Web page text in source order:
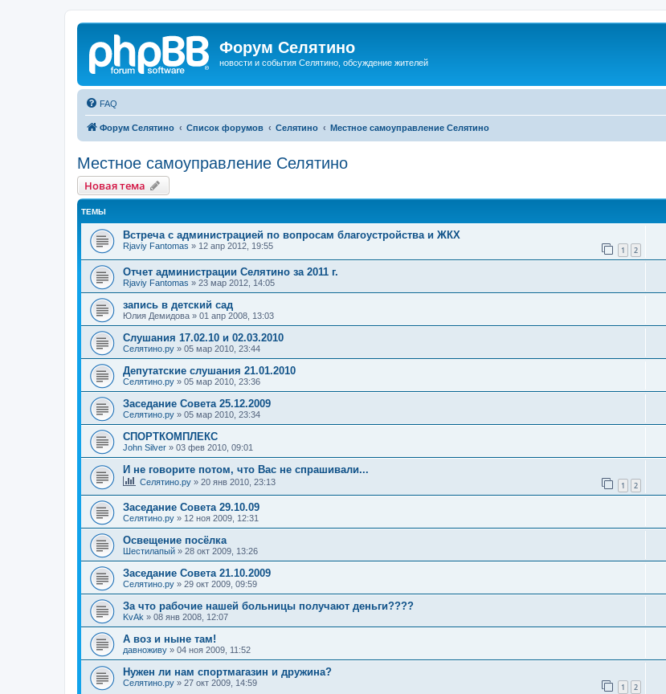
Форум Селятино
новости и события Селятино, обсуждение жителей
FAQ
Форум Селятино Список форумов Селятино Местное самоуправление Селятино
Местное самоуправление Селятино
Новая тема
ТЕМЫ
Встреча с администрацией по вопросам благоустройства и ЖКХ
Rjaviy Fantomas » 12 апр 2012, 19:55 1 2
Отчет администрации Селятино за 2011 г.
Rjaviy Fantomas » 23 мар 2012, 14:05
запись в детский сад
Юлия Демидова » 01 апр 2008, 13:03
Слушания 17.02.10 и 02.03.2010
Селятино.ру » 05 мар 2010, 23:44
Депутатские слушания 21.01.2010
Селятино.ру » 05 мар 2010, 23:36
Заседание Совета 25.12.2009
Селятино.ру » 05 мар 2010, 23:34
СПОРТКОМПЛЕКС
John Silver » 03 фев 2010, 09:01
И не говорите потом, что Вас не спрашивали...
Селятино.ру » 20 янв 2010, 23:13 1 2
Заседание Совета 29.10.09
Селятино.ру » 12 ноя 2009, 12:31
Освещение посёлка
Шестилапый » 28 окт 2009, 13:26
Заседание Совета 21.10.2009
Селятино.ру » 29 окт 2009, 09:59
За что рабочие нашей больницы получают деньги????
KvAk » 08 янв 2008, 12:07
А воз и ныне там!
давноживу » 04 ноя 2009, 11:52
Нужен ли нам спортмагазин и дружина?
Селятино.ру » 27 окт 2009, 14:59 1 2